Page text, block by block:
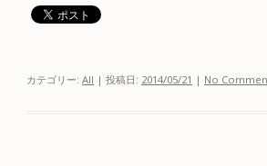
カテゴリー: All | 投稿日: 2014/05/21 | No